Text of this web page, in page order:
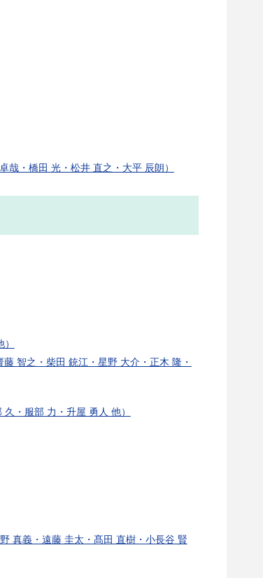
・橋田 光・松井 直之・大平 辰朗）
智之・柴田 銃江・星野 大介・正木 隆・
・服部 力・升屋 勇人 他）
真義・遠藤 圭太・髙田 直樹・小長谷 賢